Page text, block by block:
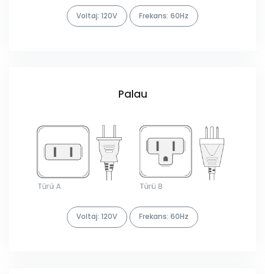
Voltaj: 120V Frekans: 60Hz
Palau
Voltaj: 120V Frekans: 60Hz